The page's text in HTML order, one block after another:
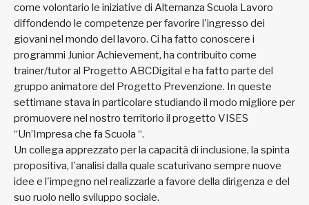
come volontario le iniziative di Alternanza Scuola Lavoro
diffondendo le competenze per favorire l'ingresso dei
giovani nel mondo del lavoro. Ci ha fatto conoscere i
programmi Junior Achievement, ha contribuito come
trainer/tutor al Progetto ABCDigital e ha fatto parte del
gruppo animatore del Progetto Prevenzione. In queste
settimane stava in particolare studiando il modo migliore per
promuovere nel nostro territorio il progetto VISES
“Un’Impresa che fa Scuola “.
Un collega apprezzato per la capacità di inclusione, la spinta
propositiva, l'analisi dalla quale scaturivano sempre nuove
idee e l'impegno nel realizzarle a favore della dirigenza e del
suo ruolo nello sviluppo sociale.